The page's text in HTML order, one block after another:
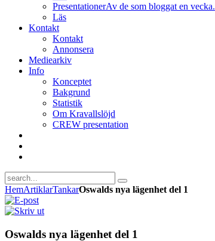
PresentationerAv de som bloggat en vecka.
Läs
Kontakt
Kontakt
Annonsera
Mediearkiv
Info
Konceptet
Bakgrund
Statistik
Om Kravallslöjd
CREW presentation
HemArtiklarTankarOswalds nya lägenhet del 1
Oswalds nya lägenhet del 1